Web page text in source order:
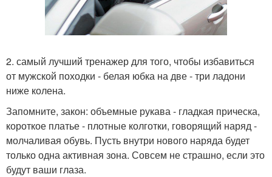
2. самый лучший тренажер для того, чтобы избавиться
от мужской походки - белая юбка на две - три ладони
ниже колена.
Запомните, закон: объемные рукава - гладкая прическа,
короткое платье - плотные колготки, говорящий наряд -
молчаливая обувь. Пусть внутри нового наряда будет
только одна активная зона. Совсем не страшно, если это
будут ваши глаза.